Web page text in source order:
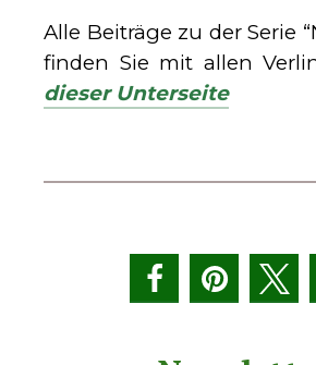
Alle Beiträge zu der Serie
finden Sie mit allen
dieser Unterseite